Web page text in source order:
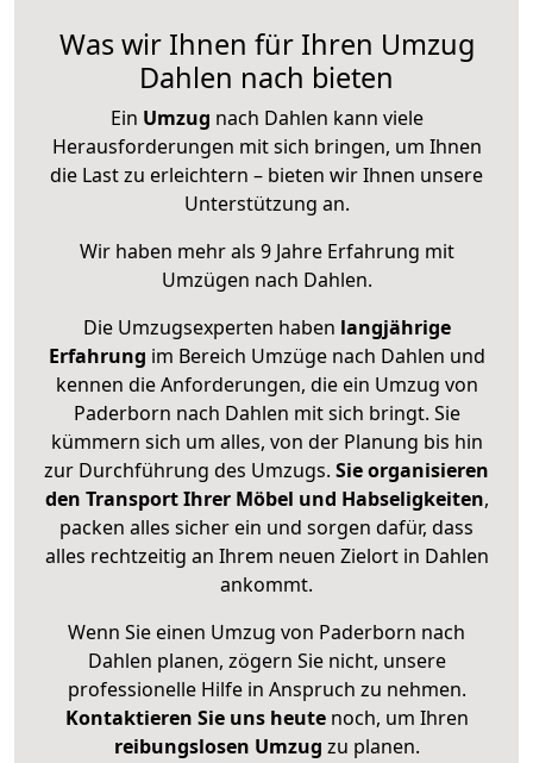
Was wir Ihnen für Ihren Umzug
Dahlen nach bieten
Ein Umzug nach Dahlen kann viele
Herausforderungen mit sich bringen, um Ihnen
die Last zu erleichtern – bieten wir Ihnen unsere
Unterstützung an.
Wir haben mehr als 9 Jahre Erfahrung mit
Umzügen nach Dahlen.
Die Umzugsexperten haben langjährige
Erfahrung im Bereich Umzüge nach Dahlen und
kennen die Anforderungen, die ein Umzug von
Paderborn nach Dahlen mit sich bringt. Sie
kümmern sich um alles, von der Planung bis hin
zur Durchführung des Umzugs. Sie organisieren
den Transport Ihrer Möbel und Habseligkeiten,
packen alles sicher ein und sorgen dafür, dass
alles rechtzeitig an Ihrem neuen Zielort in Dahlen
ankommt.
Wenn Sie einen Umzug von Paderborn nach
Dahlen planen, zögern Sie nicht, unsere
professionelle Hilfe in Anspruch zu nehmen.
Kontaktieren Sie uns heutenoch, um Ihren
reibungslosen Umzug zu planen.